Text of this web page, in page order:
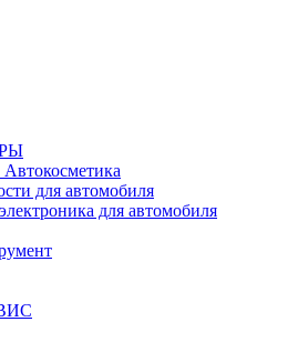
для автомобиля
для автомобиля